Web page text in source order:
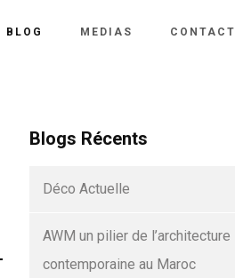
BLOG MEDIAS CONTACT
Blogs Récents
Déco Actuelle
AWM un pilier de l’architecture
contemporaine au Maroc